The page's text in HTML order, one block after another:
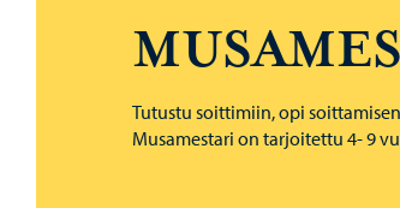
Tutustu soittimiin, opi
Musamestari on tarjoitettu 4- 9